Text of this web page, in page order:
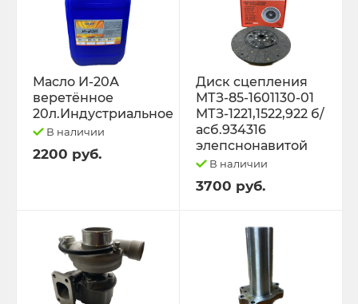
Масло И-20А
веретённое
20л.Индустриальное
В наличии
2200 руб.
Диск сцепления
МТЗ-85-1601130-01
МТЗ-1221,1522,922 б/
асб.934316
элепснонавитой
В наличии
3700 руб.